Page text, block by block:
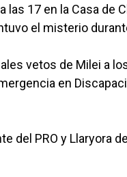
17 en la Casa de
el misterio
vetos de Milei a
en
del PRO y Llaryora